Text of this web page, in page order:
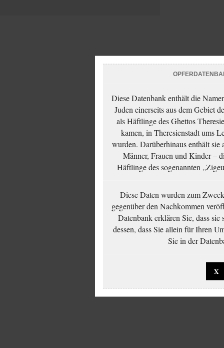
Diese Datenbank enthält die
Juden einerseits aus dem Gebiet
als Häftlinge des Ghettos
kamen, in Theresienstadt ums
wurden. Darüberhinaus enthält
Männer, Frauen und Kinder –
Häftlinge des sogenannten
Diese Daten wurden zum
gegenüber den Nachkommen
Datenbank erklären Sie, dass sie
dessen, dass Sie allein für Ihren
Sie in der
X